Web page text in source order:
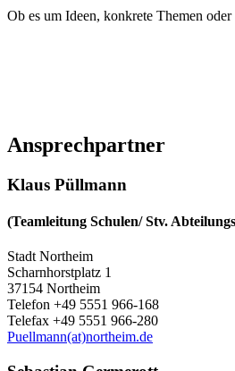
Ob es um Ideen, konkrete Themen
Ansprechpartner
Klaus Püllmann
(Teamleitung Schulen/ Stv.
Stadt Northeim
Scharnhorstplatz 1
37154 Northeim
Telefon +49 5551 966-168
Telefax +49 5551 966-280
Puellmann(at)northeim.de